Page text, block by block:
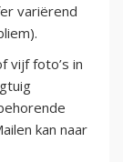
variërend
vijf foto’s in
kan naar